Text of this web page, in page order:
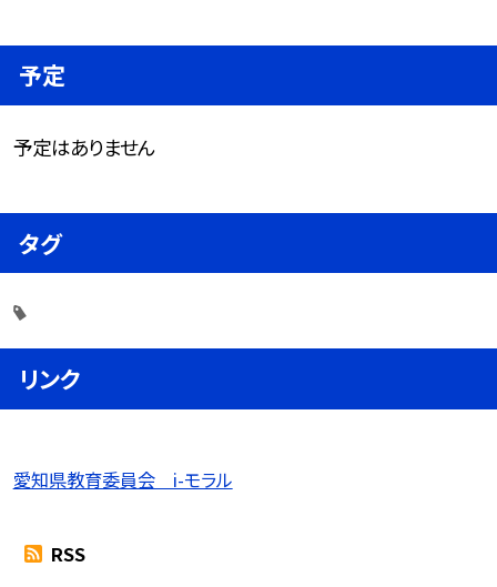
予定
予定はありません
タグ
リンク
愛知県教育委員会 i-モラル
RSS